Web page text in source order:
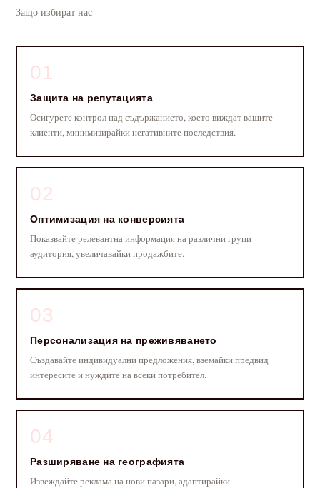
Защо избират нас
01
Защита на репутацията
Осигурете контрол над съдържанието, което виждат вашите
клиенти, минимизирайки негативните последствия.
02
Оптимизация на конверсията
Показвайте релевантна информация на различни групи
аудитория, увеличавайки продажбите.
03
Персонализация на преживяването
Създавайте индивидуални предложения, вземайки предвид
интересите и нуждите на всеки потребител.
04
Разширяване на географията
Извеждайте реклама на нови пазари, адаптирайки